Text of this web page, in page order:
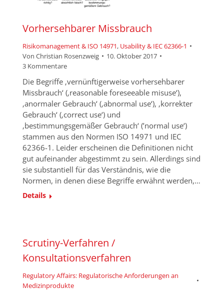
Vorhersehbarer Missbrauch
Risikomanagement & ISO 14971, Usability & IEC 62366-1
Von Christian Rosenzweig
10. Oktober 2017
3 Kommentare
Die Begriffe ‚vernünftigerweise vorhersehbarer
Missbrauch‘ (‚reasonable foreseeable misuse‘),
‚anormaler Gebrauch‘ (‚abnormal use‘), ‚korrekter
Gebrauch‘ (‚correct use‘) und
‚bestimmungsgemäßer Gebrauch‘ (’normal use‘)
stammen aus den Normen ISO 14971 und IEC
62366-1. Leider erscheinen die Definitionen nicht
gut aufeinander abgestimmt zu sein. Allerdings sind
sie substantiell für das Verständnis, wie die
Normen, in denen diese Begriffe erwähnt werden,…
Details
Scrutiny-Verfahren /
Konsultationsverfahren
Regulatory Affairs: Regulatorische Anforderungen an
Medizinprodukte